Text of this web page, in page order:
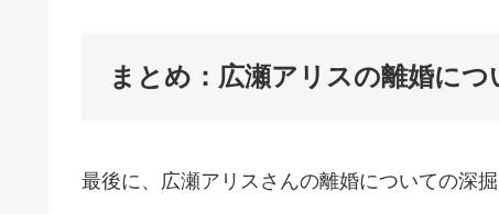
まとめ：広瀬アリスの離婚に
最後に、広瀬アリスさんの離婚についての深